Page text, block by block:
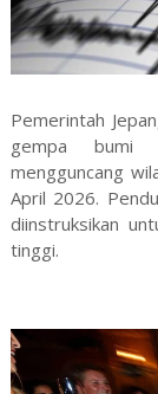
Pemerintah
gempa bumi
mengguncang
April 2026.
diinstruksikan
tinggi.